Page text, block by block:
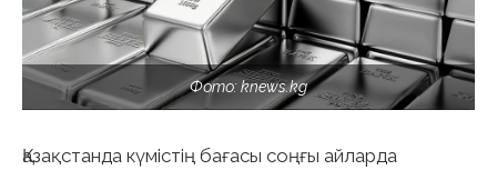
Фото: knews.kg
Қазақстанда күмістің бағасы соңғы айларда